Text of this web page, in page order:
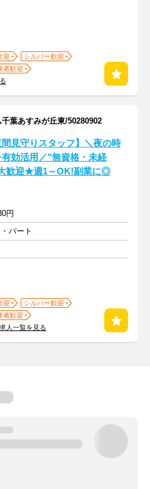
迎
シルバー歓迎
者歓迎
葉あすみが丘東/50280902
間見守りスタッフ】＼夜の時
有効活用／"無資格・未経
歓迎★週1～OK!副業に◎
円
パート
迎
シルバー歓迎
者歓迎
人一覧を見る